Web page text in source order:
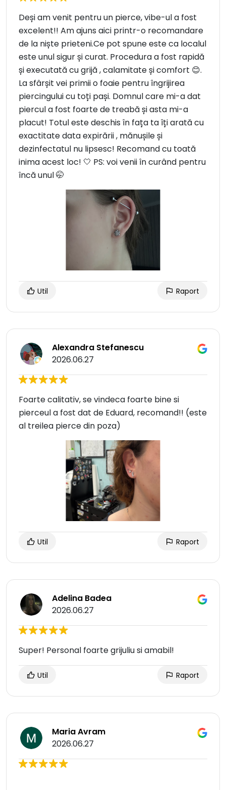
Deși am venit pentru un pierce, vibe-ul a fost
excelent!! Am ajuns aici printr-o recomandare
de la niște prieteni.Ce pot spune este ca localul
este unul sigur și curat. Procedura a fost rapidă
și executată cu grijă , calamitate și comfort 😊.
La sfârșit vei primii o foaie pentru îngrijirea
piercingului cu toți pași. Domnul care mi-a dat
piercul a fost foarte de treabă și asta mi-a
placut! Totul este deschis în fața ta îți arată cu
exactitate data expirării , mănușile și
dezinfectatul nu lipsesc! Recomand cu toată
inima acest loc! 🤍 PS: voi venii în curând pentru
încă unul 🤭
Util Raport
Alexandra Stefanescu
2026.06.27
Foarte calitativ, se vindeca foarte bine si
pierceul a fost dat de Eduard, recomand!! (este
al treilea pierce din poza)
Util Raport
Adelina Badea
2026.06.27
Super! Personal foarte grijuliu si amabil!
Util Raport
Maria Avram
2026.06.27